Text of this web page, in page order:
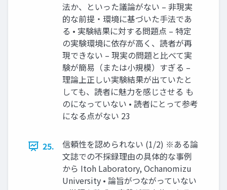
法か、といった議論がない – 非現実
的な前提・環境に基づいた手法であ
る • 実験結果に対する問題点 – 特定
の実験環境に依存が高く、読者が再
現できない – 現実の問題と比べて実
験が簡易（または小規模）すぎる –
理論上正しい実験結果が出ていたと
しても、読者に魅力を感じさせる も
のになっていない • 読者にとって参考
になる点がない 23
25.
信頼性を認められない (1/2) ※ある論
文誌での不採録理由の具体的な事例
から Itoh Laboratory, Ochanomizu
University • 論旨がつながっていない